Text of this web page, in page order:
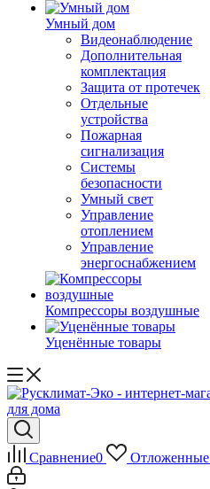
Умный дом
Видеонаблюдение
Дополнительная
комплектация
Защита от протечек
Отдельные
устройства
Пожарная
сигнализация
Системы
безопасности
Умный свет
Управление
отоплением
Управление
энергоснабжением
Компрессоры воздушные
Уценённые товары
Сравнение0 Отложенные